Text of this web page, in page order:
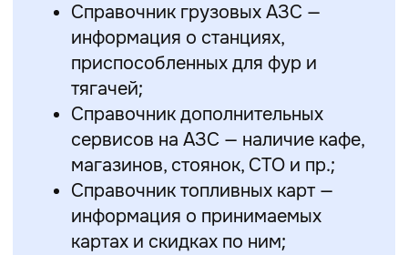
Справочник грузовых АЗС —
информация о станциях,
приспособленных для фур и
тягачей;
Справочник дополнительных
сервисов на АЗС — наличие кафе,
магазинов, стоянок, СТО и пр.;
Справочник топливных карт —
информация о принимаемых
картах и скидках по ним;